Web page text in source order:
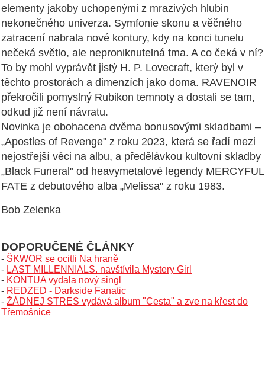
elementy jakoby uchopenými z mrazivých hlubin
nekonečného univerza. Symfonie skonu a věčného
zatracení nabrala nové kontury, kdy na konci tunelu
nečeká světlo, ale neproniknutelná tma. A co čeká v ní?
To by mohl vyprávět jistý H. P. Lovecraft, který byl v
těchto prostorách a dimenzích jako doma. RAVENOIR
překročili pomyslný Rubikon temnoty a dostali se tam,
odkud již není návratu.
Novinka je obohacena dvěma bonusovými skladbami –
„Apostles of Revenge" z roku 2023, která se řadí mezi
nejostřejší věci na albu, a předělávkou kultovní skladby
„Black Funeral" od heavymetalové legendy MERCYFUL
FATE z debutového alba „Melissa" z roku 1983.
Bob Zelenka
DOPORUČENÉ ČLÁNKY
- ŠKWOR se ocitli Na hraně
- LAST MILLENNIALS. navštívila Mystery Girl
- KONTUA vydala nový singl
- REDZED - Darkside Fanatic
- ŽÁDNEJ STRES vydává album "Cesta" a zve na křest do
Třemošnice